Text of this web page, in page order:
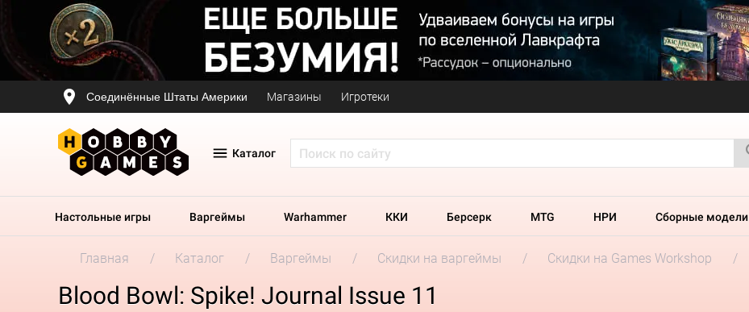
Соединённые Штаты Америки Магазины Игротеки
Каталог
Настольные игры Варгеймы Warhammer ККИ Берсерк MTG НРИ Сборные модели
Главная Каталог Варгеймы Скидки на варгеймы Скидки на Games Workshop
Blood Bowl: Spike! Journal Issue 11